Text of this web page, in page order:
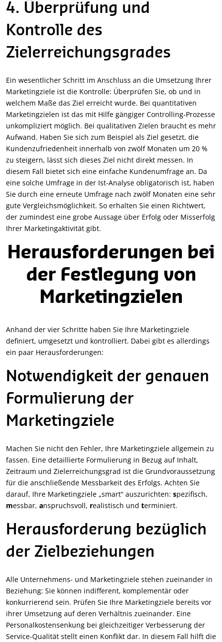
4. Überprüfung und
Kontrolle des
Zielerreichungsgrades
Ein wesentlicher Schritt im Anschluss an die Umsetzung Ihrer
Marketingziele ist die Kontrolle: Überprüfen Sie, ob und in
welchem Maße das Ziel erreicht wurde. Bei quantitativen
Marketingzielen ist das mit Hilfe gängiger Controlling-Prozesse
unkompliziert möglich. Bei qualitativen Zielen braucht es mehr
Aufwand. Haben Sie sich zum Beispiel als Ziel gesetzt, die
Kundenzufriedenheit innerhalb von zwölf Monaten um 20 %
zu steigern, lässt sich dieses Ziel nicht direkt messen. In
diesem Fall bietet sich eine einfache Kundenumfrage an. Da
eine solche Umfrage in der Ist-Analyse obligatorisch ist, haben
Sie durch eine erneute Umfrage nach zwölf Monaten eine sehr
gute Vergleichsmöglichkeit. So erhalten Sie einen Richtwert,
der zumindest eine grobe Aussage über Erfolg oder Misserfolg
Ihrer Marketingaktivität gibt.
Herausforderungen bei
der Festlegung von
Marketingzielen
Anhand der vier Schritte haben Sie Ihre Marketingziele
definiert, umgesetzt und kontrolliert. Dabei gibt es allerdings
ein paar Herausforderungen:
Notwendigkeit der genauen
Formulierung der
Marketingziele
Machen Sie nicht den Fehler, Ihre Marketingziele allgemein zu
fassen. Eine detaillierte Formulierung in Bezug auf Inhalt,
Zeitraum und Zielerreichungsgrad ist die Grundvoraussetzung
für die anschließende Messbarkeit des Erfolgs. Achten Sie
darauf, Ihre Marketingziele „smart“ auszurichten: spezifisch,
messbar, anspruchsvoll, realistisch und terminiert.
Herausforderung bezüglich
der Zielbeziehungen
Alle Unternehmens- und Marketingziele stehen zueinander in
Beziehung: Sie können indifferent, komplementär oder
konkurrierend sein. Prüfen Sie Ihre Marketingziele bereits vor
ihrer Umsetzung auf deren Verhältnis zueinander. Eine
Personalkostensenkung bei gleichzeitiger Verbesserung der
Service-Qualität stellt einen Konflikt dar. In diesem Fall hilft die